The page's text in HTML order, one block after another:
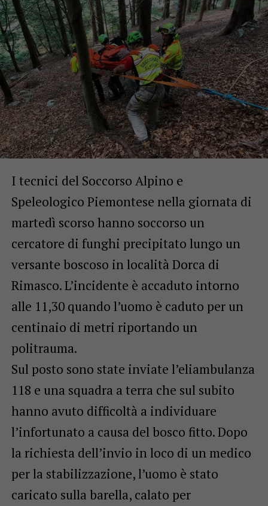
I tecnici del Soccorso Alpino e
Speleologico Piemontese nella giornata di
martedì scorso hanno soccorso un
cercatore di funghi precipitato lungo un
versante boscoso in località Dorca di
Rimasco. L’incidente è accaduto intorno
alle 11,30 quando l’uomo è caduto per un
centinaio di metri riportando un
politrauma.
Sul posto sono state inviate l’eliambulanza
118 e una squadra a terra che sul subito
hanno avuto difficoltà a individuare
l’infortunato a causa del bosco fitto. Dopo
la richiesta dell’invio in loco di un medico
per la stabilizzazione, l’uomo è stato
caricato sulla barella, calato per